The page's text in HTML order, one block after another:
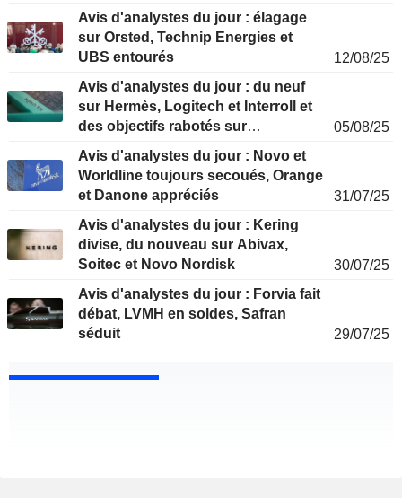
Avis d'analystes du jour : élagage
sur Orsted, Technip Energies et
UBS entourés
12/08/25
Avis d'analystes du jour : du neuf
sur Hermès, Logitech et Interroll et
des objectifs rabotés sur
05/08/25
Avis d'analystes du jour : Novo et
Worldline toujours secoués, Orange
et Danone appréciés
31/07/25
Avis d'analystes du jour : Kering
divise, du nouveau sur Abivax,
Soitec et Novo Nordisk
30/07/25
Avis d'analystes du jour : Forvia fait
débat, LVMH en soldes, Safran
séduit
29/07/25